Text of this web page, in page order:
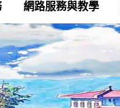
網路服務與教學